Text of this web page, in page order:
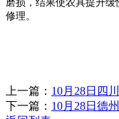
磨损，结果使农具提升
修理。
上一篇： 10月28日四
下一篇： 10月28日德